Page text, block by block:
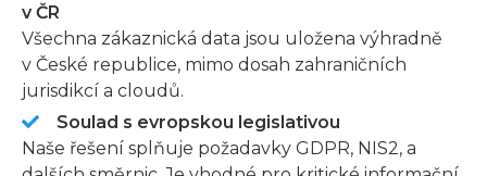
v ČR
Všechna zákaznická data jsou uložena výhradně
v České republice, mimo dosah zahraničních
jurisdikcí a cloudů.
Soulad s evropskou legislativou
Naše řešení splňuje požadavky GDPR, NIS2, a